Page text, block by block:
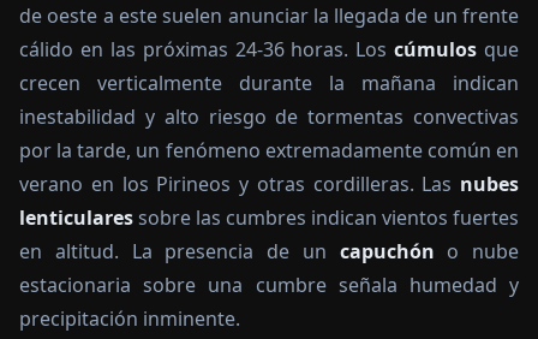
de oeste a este suelen anunciar la llegada de un frente
cálido en las próximas 24-36 horas. Loscúmulos que
crecen verticalmente durante la mañana indican
inestabilidad y alto riesgo de tormentas convectivas
por la tarde, un fenómeno extremadamente común en
verano en los Pirineos y otras cordilleras. Las nubes
lenticularessobre las cumbres indican vientos fuertes
en altitud. La presencia de un capuchón o nube
estacionaria sobre una cumbre señala humedad y
precipitación inminente.